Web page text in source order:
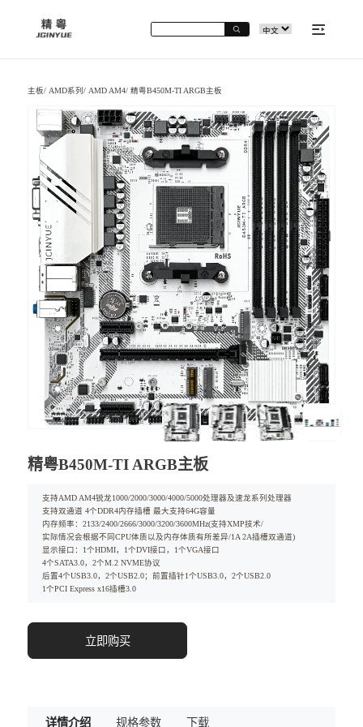
主板/ AMD系列/ AMD AM4/精粤B450M-TI ARGB主板
精粤B450M-TI ARGB主板
支持AMD AM4锐龙1000/2000/3000/4000/5000处理器及速龙系列处理器
支持双通道 4个DDR4内存插槽 最大支持64G容量
内存频率：2133/2400/2666/3000/3200/3600MHz(支持XMP技术/
实际情况会根据不同CPU体质以及内存体质有所差异/1A 2A插槽双通道)
显示接口：1个HDMI，1个DVI接口，1个VGA接口
4个SATA3.0，2个M.2 NVME协议
后置4个USB3.0，2个USB2.0；前置插针1个USB3.0，2个USB2.0
1个PCI Express x16插槽3.0
立即购买
详情介绍 规格参数 下载